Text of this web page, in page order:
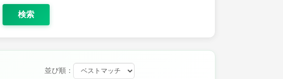
検索
並び順：